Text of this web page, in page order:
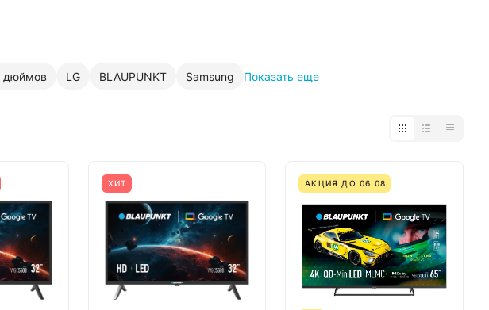
дюймов LG BLAUPUNKT Samsung Показать еще
ХИТ АКЦИЯ ДО 06.08